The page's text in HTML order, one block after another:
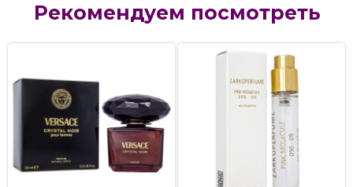
Рекомендуем посмотреть